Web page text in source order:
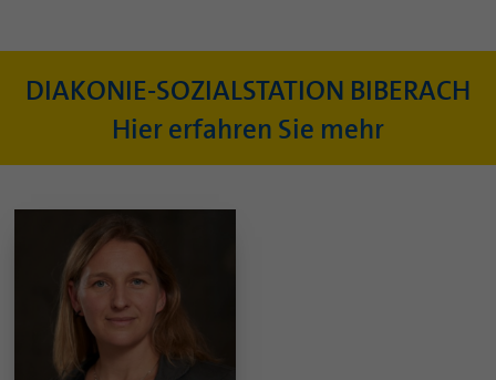
DIAKONIE-SOZIALSTATION BIBERACH
Hier erfahren Sie mehr